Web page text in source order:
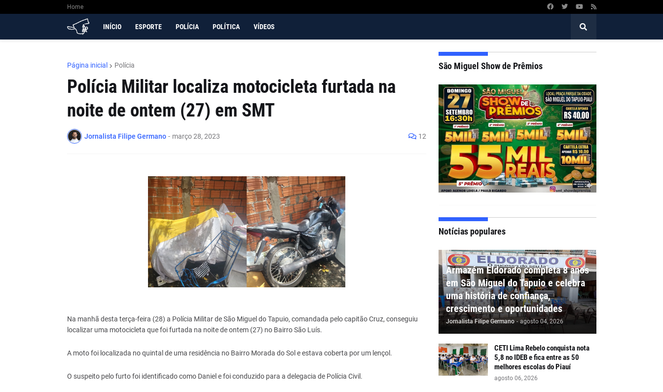
Home
INÍCIO ESPORTE POLÍCIA POLÍTICA VÍDEOS
Página inicial Polícia
Polícia Militar localiza motocicleta furtada na
noite de ontem (27) em SMT
Jornalista Filipe Germano - março 28, 2023 12
Na manhã desta terça-feira (28) a Polícia Militar de São Miguel do Tapuio, comandada pelo capitão Cruz, conseguiu
localizar uma motocicleta que foi furtada na noite de ontem (27) no Bairro São Luís.
A moto foi localizada no quintal de uma residência no Bairro Morada do Sol e estava coberta por um lençol.
O suspeito pelo furto foi identificado como Daniel e foi conduzido para a delegacia de Polícia Civil.
São Miguel Show de Prêmios
Notícias populares
Armazém Eldorado completa 8 anos
em São Miguel do Tapuio e celebra
uma história de confiança,
crescimento e oportunidades
Jornalista Filipe Germano - agosto 04, 2026
CETI Lima Rebelo conquista nota
5,8 no IDEB e fica entre as 50
melhores escolas do Piauí
agosto 06, 2026